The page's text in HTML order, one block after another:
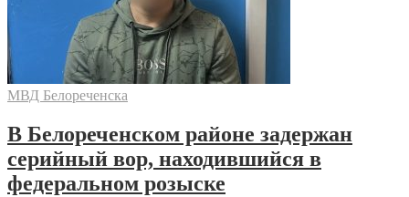
МВД Белореченска
В Белореченском районе задержан
серийный вор, находившийся в
федеральном розыске